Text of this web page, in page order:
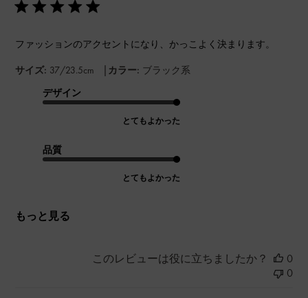
ファッションのアクセントになり、かっこよく決まります。
サイズ: 37/23.5cm | カラー: ブラック系
デザイン
とてもよかった
品質
とてもよかった
もっと見る
このレビューは役に立ちましたか？
0
0